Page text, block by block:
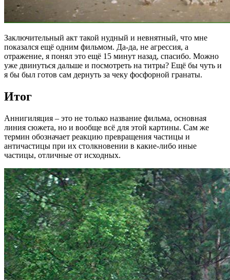
Заключительный акт такой нудный и невнятный, что мне
показался ещё одним фильмом. Да-да, не агрессия, а
отражение, я понял это ещё 15 минут назад, спасибо. Можно
уже двинуться дальше и посмотреть на титры? Ещё бы чуть и
я бы был готов сам дернуть за чеку фосфорной гранаты.
Итог
Аннигиляция – это не только название фильма, основная
линия сюжета, но и вообще всё для этой картины. Сам же
термин обозначает реакцию превращения частицы и
античастицы при их столкновении в какие-либо иные
частицы, отличные от исходных.